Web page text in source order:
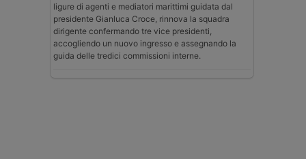
ligure di agenti e mediatori marittimi guidata dal
presidente Gianluca Croce, rinnova la squadra
dirigente confermando tre vice presidenti,
accogliendo un nuovo ingresso e assegnando la
guida delle tredici commissioni interne.